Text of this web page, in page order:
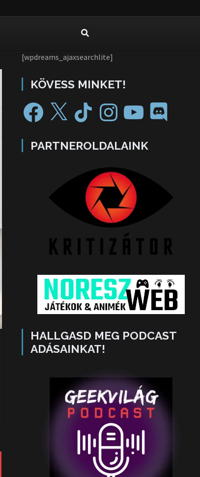
[wpdreams_ajaxsearchlite]
KÖVESS MINKET!
PARTNEROLDALAINK
HALLGASD MEG PODCAST
ADÁSAINKAT!